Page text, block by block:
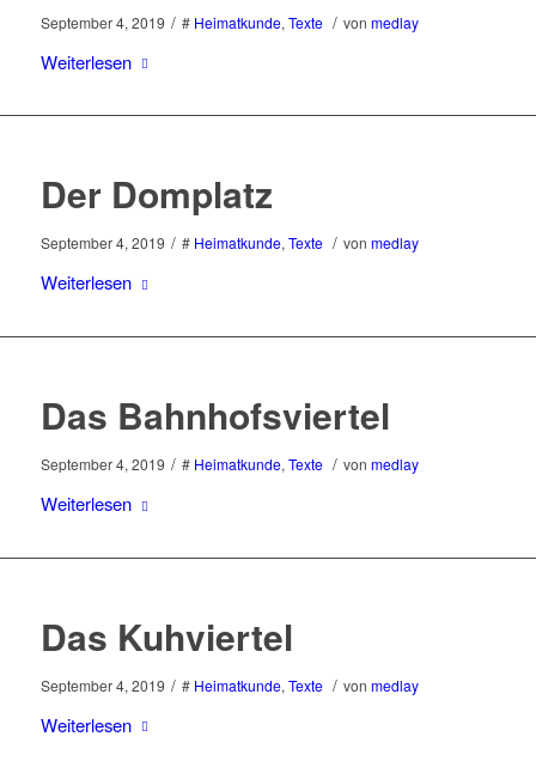
September 4, 2019 / # Heimatkunde, Texte / von medlay
Weiterlesen
Der Domplatz
September 4, 2019 / # Heimatkunde, Texte / von medlay
Weiterlesen
Das Bahnhofsviertel
September 4, 2019 / # Heimatkunde, Texte / von medlay
Weiterlesen
Das Kuhviertel
September 4, 2019 / # Heimatkunde, Texte / von medlay
Weiterlesen